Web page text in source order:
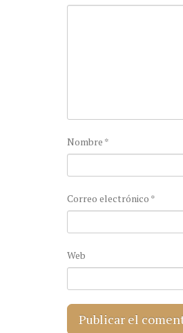
Nombre *
Correo electrónico *
Web